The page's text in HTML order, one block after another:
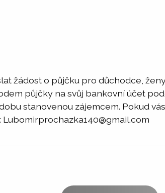
žádost o půjčku pro důchodce,
půjčky na svůj bankovní účet
stanovenou zájemcem. Pokud